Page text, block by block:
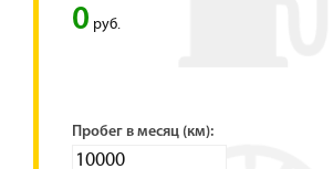
0 руб.
Пробег в месяц (км):